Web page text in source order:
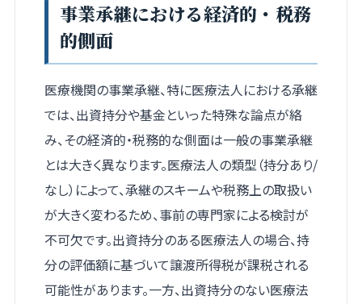
事業承継における経済的・税務
的側面
医療機関の事業承継、特に医療法人における承継
では、出資持分や基金といった特殊な論点が絡
み、その経済的・税務的な側面は一般の事業承継
とは大きく異なります。医療法人の類型（持分あり/
なし）によって、承継のスキームや税務上の取扱い
が大きく変わるため、事前の専門家による検討が
不可欠です。出資持分のある医療法人の場合、持
分の評価額に基づいて譲渡所得税が課税される
可能性があります。一方、出資持分のない医療法